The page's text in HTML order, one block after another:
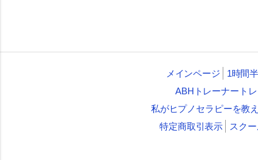
メインページ 1時間
ABHトレーナート
私がヒプノセラピーを教
特定商取引表示
スク